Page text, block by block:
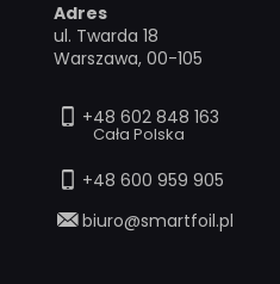
Adres
ul. Twarda 18
Warszawa, 00-105
+48 602 848 163
Cała Polska
+48 600 959 905
biuro@smartfoil.pl